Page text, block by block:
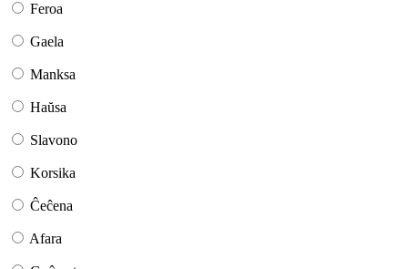
Feroa
Gaela
Manksa
Haŭsa
Slavono
Korsika
Ĉeĉena
Afara